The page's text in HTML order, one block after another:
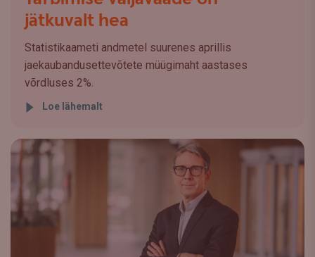
jätkuvalt hea
Statistikaameti andmetel suurenes aprillis
jaekaubandusettevõtete müügimaht aastases
võrdluses 2%.
Loe lähemalt